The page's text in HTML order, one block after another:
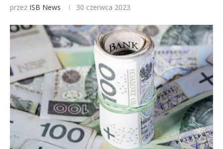
przez ISB News 30 czerwca 2023